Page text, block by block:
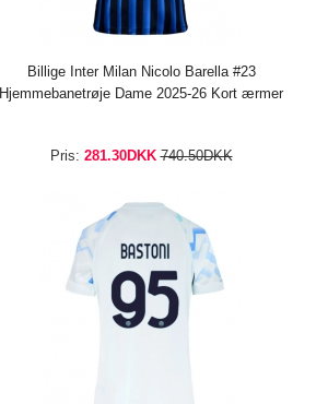
Billige Inter Milan Nicolo Barella #23
Hjemmebanetrøje Dame 2025-26 Kort ærmer
Pris: 281.30DKK 740.50DKK